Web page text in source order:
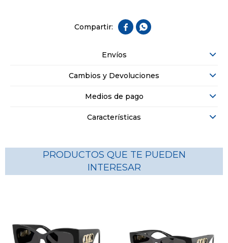
 
Envíos
Cambios y Devoluciones
Medios de pago
Características
PRODUCTOS QUE TE PUEDEN
INTERESAR